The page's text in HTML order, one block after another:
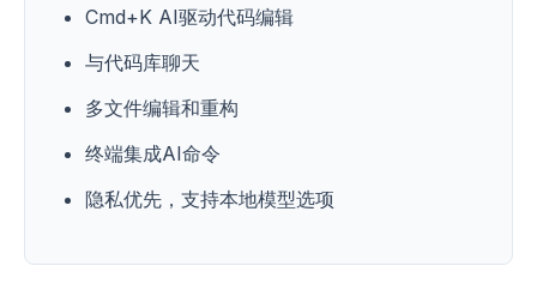
Cmd+K AI驱动代码编辑
与代码库聊天
多文件编辑和重构
终端集成AI命令
隐私优先，支持本地模型选项